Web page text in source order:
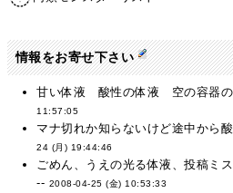
情報をお寄せ下さい
甘い体液 酸性の体液 空の容器の
11:57:05
マナ切れか知らないけど途中から
24 (月) 19:44:46
ごめん、うえの光る体液、投稿ミ
-- 2008-04-25 (金) 10:53:33